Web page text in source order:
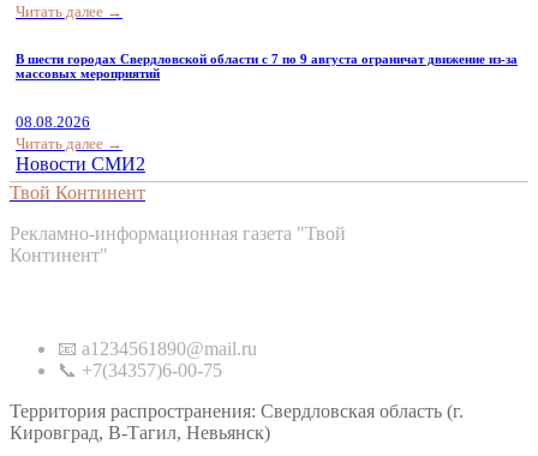
Читать далее →
В шести городах Свердловской области с 7 по 9 августа ограничат движение из-за
массовых мероприятий
08.08.2026
Читать далее →
Новости СМИ2
Твой Континент
Рекламно-информационная газета "Твой
Континент"
📧 a1234561890@mail.ru
📞 +7(34357)6-00-75
Территория распространения: Свердловская область (г.
Кировград, В-Тагил, Невьянск)